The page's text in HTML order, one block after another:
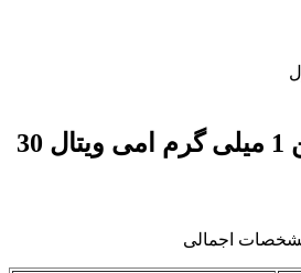
ملاتونین 1 میلی گرم امی ویتال 30
اجمالی